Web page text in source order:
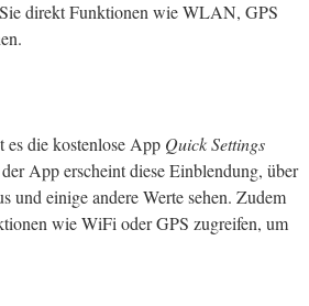
direkt Funktionen wie WLAN, GPS
die kostenlose App Quick Settings
App erscheint diese Einblendung, über
und einige andere Werte sehen. Zudem
wie WiFi oder GPS zugreifen, um